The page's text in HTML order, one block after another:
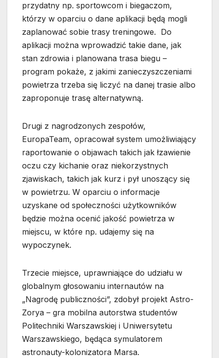
przydatny np. sportowcom i biegaczom,
którzy w oparciu o dane aplikacji będą mogli
zaplanować sobie trasy treningowe. Do
aplikacji można wprowadzić takie dane, jak
stan zdrowia i planowana trasa biegu –
program pokaże, z jakimi zanieczyszczeniami
powietrza trzeba się liczyć na danej trasie albo
zaproponuje trasę alternatywną.
Drugi z nagrodzonych zespołów,
EuropaTeam, opracował system umożliwiający
raportowanie o objawach takich jak łzawienie
oczu czy kichanie oraz niekorzystnych
zjawiskach, takich jak kurz i pył unoszący się
w powietrzu. W oparciu o informacje
uzyskane od społeczności użytkowników
będzie można ocenić jakość powietrza w
miejscu, w które np. udajemy się na
wypoczynek.
Trzecie miejsce, uprawniające do udziału w
globalnym głosowaniu internautów na
„Nagrodę publiczności”, zdobył projekt Astro-
Zorya – gra mobilna autorstwa studentów
Politechniki Warszawskiej i Uniwersytetu
Warszawskiego, będąca symulatorem
astronauty-kolonizatora Marsa.